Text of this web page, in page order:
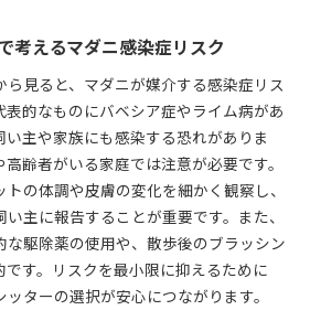
考えるマダニ感染症リスク
見ると、マダニが媒介する感染症リス
的なものにバベシア症やライム病があ
い主や家族にも感染する恐れがありま
齢者がいる家庭では注意が必要です。
の体調や皮膚の変化を細かく観察し、
主に報告することが重要です。また、
駆除薬の使用や、散歩後のブラッシン
す。リスクを最小限に抑えるために
ターの選択が安心につながります。